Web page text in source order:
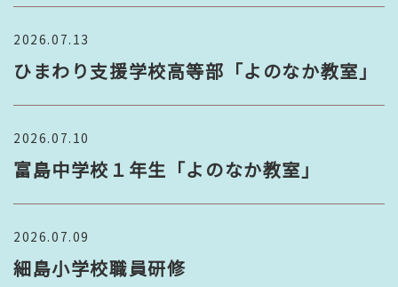
2026.07.13
ひまわり支援学校高等部「よのなか教室」
2026.07.10
富島中学校１年生「よのなか教室」
2026.07.09
細島小学校職員研修